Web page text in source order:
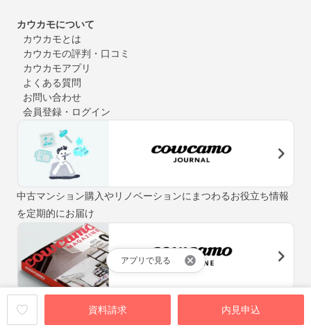
資料請求 内見申込
アプリで見る
カウカモについて
カウカモとは
カウカモの評判・口コミ
カウカモアプリ
よくある質問
お問い合わせ
会員登録・ログイン
中古マンション購入やリノベーションにまつわるお役立ち情報
を定期的にお届け
「街と暮らしの先輩マガジン」をテーマに、自分らしい住まい
探しをお手伝いするウェブマガジン